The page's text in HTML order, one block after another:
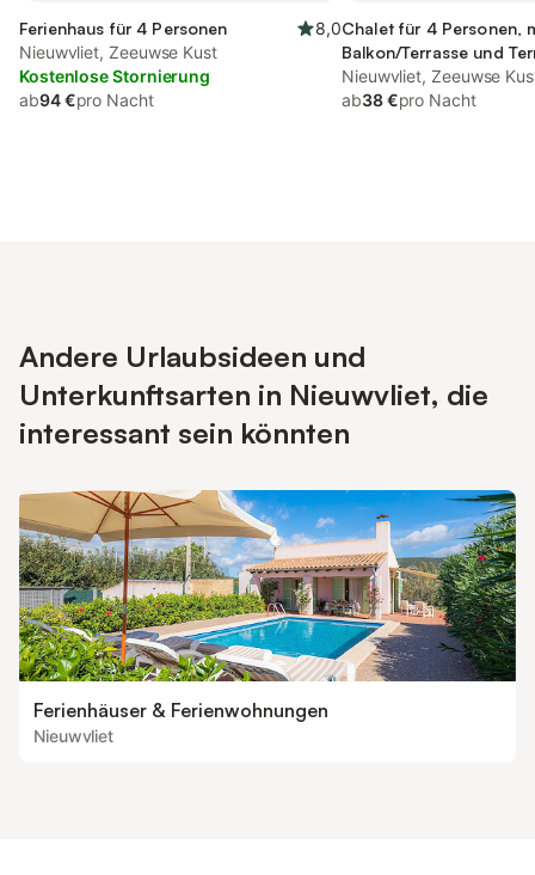
Ferienhaus für 4 Personen
8,0
Nieuwvliet, Zeeuwse Kust
Kostenlose Stornierung
ab94 €pro Nacht
Chalet für 4 Personen,
Balkon/Terrasse und
sowie Garten
Nieuwvliet, Zeeuwse
ab38 €pro Nacht
Andere Urlaubsideen und
Unterkunftsarten in Nieuwvliet, die
interessant sein könnten
Ferienhäuser & Ferienwohnungen
Nieuwvliet